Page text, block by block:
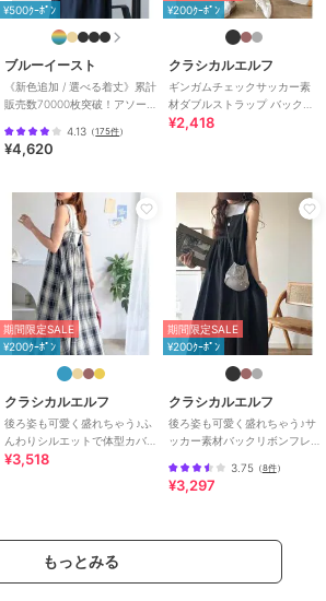
クラシカルエルフ
クラシカルエルフ
ワンピースドレス ／ワンピース
レディース
ワンピースドレス
チャコールチェック、ブルーチェ
ック、グリーンチェック
S,M,L,XL
ポリエステル75%、綿25%
商品のお取り扱い方法
ワンピースドレス
綿・コットン素材
ング・マキシ丈 / ノースリーブ /
LL･13号以上あり/S･7号以下あ
り/ティアードスカート
綿・コットン素材/ポリエステル
チェック柄/
ング・マキシ丈/ノースリーブ/
¥500ｸｰﾎﾟﾝ
ブルーイースト
《新色追加 / 選べる着丈》累計
販売数70000枚突破！アソー
4.13 （175件）
¥4,620
¥200ｸｰﾎﾟﾝ
クラシカルエルフ
ギンガムチェックサッカー素
材ダブルストラップ バックリ
ボン裾バルーンキャミロング
¥2,418
期間限定SALE
¥200ｸｰﾎﾟﾝ
クラシカルエルフ
後ろ姿も可愛く盛れちゃう♪ふ
んわりシルエットで体型カバ
ー。大人カジュアル チェック
¥3,518
期間限定SALE
¥200ｸｰﾎﾟﾝ
クラシカルエルフ
後ろ姿も可愛く盛れちゃう♪サ
ッカー素材バックリボンフレ
3.75（8件）
¥3,297
もっとみる